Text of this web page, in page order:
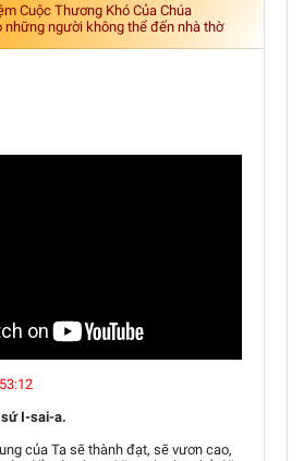
Cuộc Thương Khó Của Chúa
người không thể đến nhà thờ
I-sai-a.
của Ta sẽ thành đạt, sẽ vươn cao,